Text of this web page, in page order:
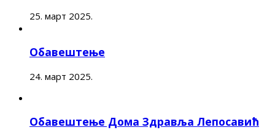
25. март 2025.
Обавештење
24. март 2025.
Обавештење Дома Здравља Лепосавић